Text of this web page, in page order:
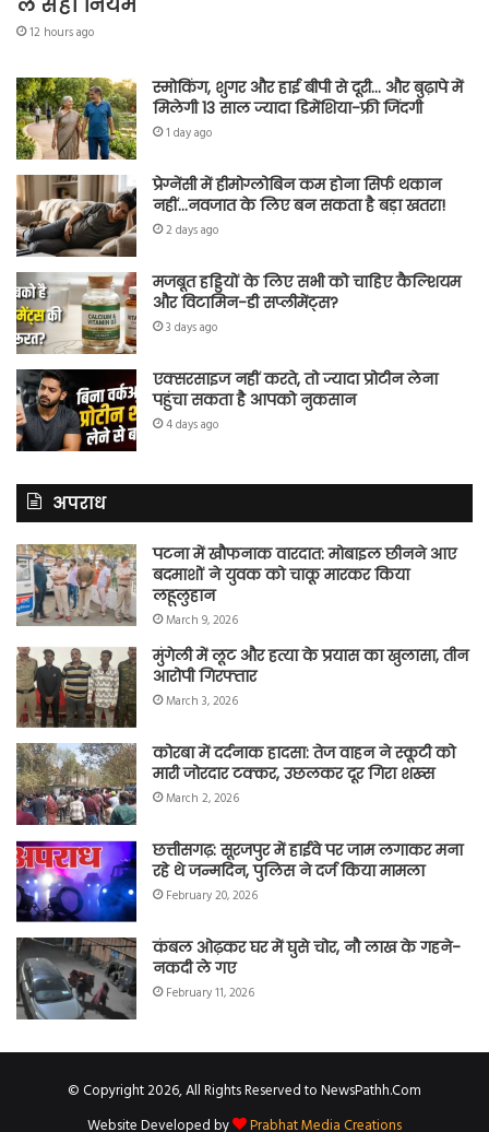
12 hours ago
स्मोकिंग, शुगर और हाई बीपी से दूरी… और बुढ़ापे में
मिलेगी 13 साल ज्यादा डिमेंशिया-फ्री जिंदगी
1 day ago
प्रेग्नेंसी में हीमोग्लोबिन कम होना सिर्फ थकान
नहीं…नवजात के लिए बन सकता है बड़ा खतरा!
2 days ago
मजबूत हड्डियों के लिए सभी को चाहिए कैल्शियम
और विटामिन-डी सप्लीमेंट्स?
3 days ago
एक्सरसाइज नहीं करते, तो ज्यादा प्रोटीन लेना
पहुंचा सकता है आपको नुकसान
4 days ago
अपराध
पटना में खौफनाक वारदात: मोबाइल छीनने आए
बदमाशों ने युवक को चाकू मारकर किया
लहूलुहान
March 9, 2026
मुंगेली में लूट और हत्या के प्रयास का खुलासा, तीन
आरोपी गिरफ्तार
March 3, 2026
कोरबा में दर्दनाक हादसा: तेज वाहन ने स्कूटी को
मारी जोरदार टक्कर, उछलकर दूर गिरा शख्स
March 2, 2026
छत्तीसगढ़: सूरजपुर में हाईवे पर जाम लगाकर मना
रहे थे जन्मदिन, पुलिस ने दर्ज किया मामला
February 20, 2026
कंबल ओढ़कर घर में घुसे चोर, नौ लाख के गहने-
नकदी ले गए
February 11, 2026
© Copyright 2026, All Rights Reserved to NewsPathh.Com
Website Developed by
Prabhat Media Creations